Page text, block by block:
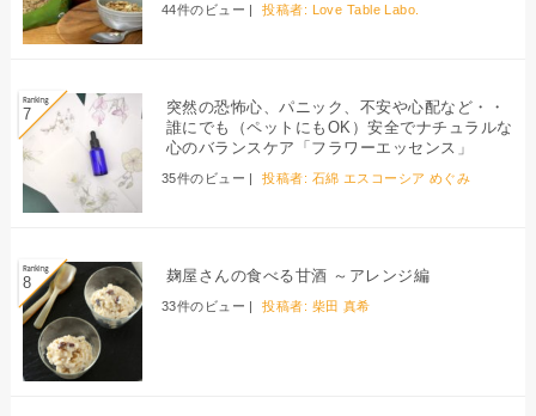
44件のビュー | 投稿者: Love Table Labo.
突然の恐怖心、パニック、不安や心配など・・
誰にでも（ペットにもOK）安全でナチュラルな
心のバランスケア「フラワーエッセンス」
35件のビュー | 投稿者: 石綿 エスコーシア めぐみ
麹屋さんの食べる甘酒 ～アレンジ編
33件のビュー | 投稿者: 柴田 真希